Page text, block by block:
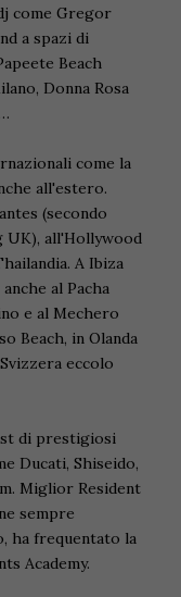
come Gregor
a spazi di
Beach
Donna Rosa
come la
all'estero.
(secondo
UK), all'Hollywood
A Ibiza
al Pacha
e al Mechero
Beach, in Olanda
eccolo
di prestigiosi
Ducati, Shiseido,
Miglior Resident
sempre
ha frequentato la
Academy.